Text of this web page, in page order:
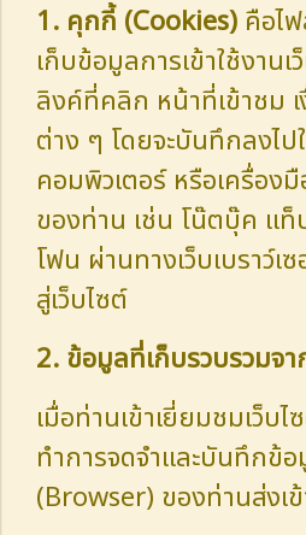
1. คุกกี้ (Cookies) คือไ
เก็บข้อมูลการเข้าใช้งานเ
ลิงค์ที่คลิก หน้าที่เข้าชม
ต่าง ๆ โดยจะบันทึกลงไ
คอมพิวเตอร์ หรือเครื่องมื
ของท่าน เช่น โน๊ตบุ๊ค แท็
โฟน ผ่านทางเว็บเบราว์เ
สู่เว็บไซต์
2. ข้อมูลที่เก็บรวบรวมจ
เมื่อท่านเข้าเยี่ยมชมเว็บไ
ทำการจดจำและบันทึกข้อ
(Browser) ของท่านส่งเ